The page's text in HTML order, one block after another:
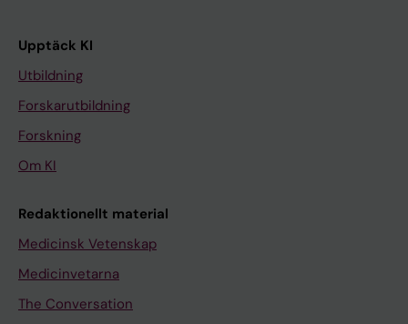
Upptäck KI
Utbildning
Forskarutbildning
Forskning
Om KI
Redaktionellt material
Medicinsk Vetenskap
Medicinvetarna
The Conversation